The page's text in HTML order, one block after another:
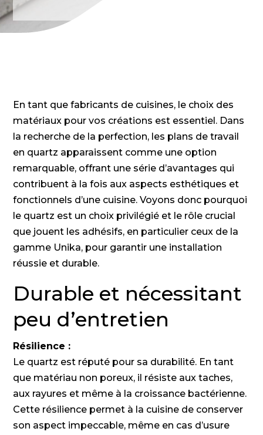
En tant que fabricants de cuisines, le choix des
matériaux pour vos créations est essentiel. Dans
la recherche de la perfection, les plans de travail
en quartz apparaissent comme une option
remarquable, offrant une série d’avantages qui
contribuent à la fois aux aspects esthétiques et
fonctionnels d’une cuisine. Voyons donc pourquoi
le quartz est un choix privilégié et le rôle crucial
que jouent les adhésifs, en particulier ceux de la
gamme Unika, pour garantir une installation
réussie et durable.
Durable et nécessitant
peu d’entretien
Résilience :
Le quartz est réputé pour sa durabilité. En tant
que matériau non poreux, il résiste aux taches,
aux rayures et même à la croissance bactérienne.
Cette résilience permet à la cuisine de conserver
son aspect impeccable, même en cas d’usure